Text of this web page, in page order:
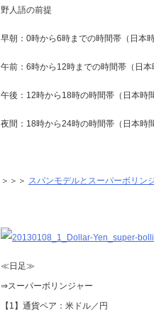
野人語の前提
早朝：0時から6時までの時間帯（日本時
午前：6時から12時までの時間帯（日本
午後：12時から18時の時間帯（日本時間
夜間：18時から24時の時間帯（日本時間
＞＞＞ スパンモデルとスーパーボリン
≪日足≫
⇒スーパーボリンジャー
【1】通貨ペア：米ドル／円